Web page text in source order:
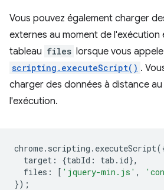
Vous pouvez également charger
externes au moment de l'exécution
tableau files lorsque vous
scripting.executeScript() .
charger des données à distance
l'exécution.
chrome. scripting . executeScript
target : {tabId : tab . id},
files : [ 'jquery-min.js' ,
});